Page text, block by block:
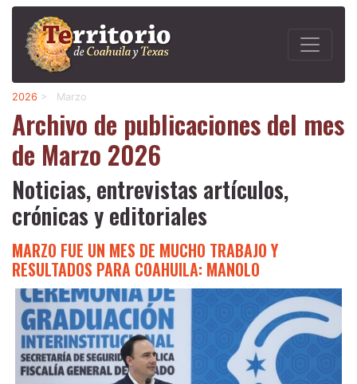
2026 > Marzo
Archivo de publicaciones del mes
de Marzo 2026
Noticias, entrevistas artículos,
crónicas y editoriales
MARZO FUE UN MES DE MUCHO TRABAJO Y
RESULTADOS PARA COAHUILA: MANOLO